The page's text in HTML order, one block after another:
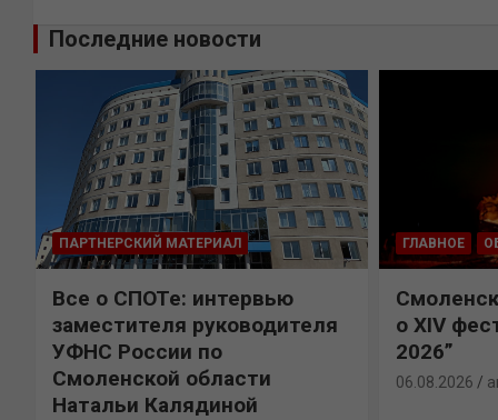
Последние новости
ПАРТНЕРСКИЙ МАТЕРИАЛ
Все о СПОТе: интервью
заместителя руководителя
УФНС России по
Смоленской области
Натальи Калядиной
ГЛАВНОЕ
о XIV
2026”
06.08.2026